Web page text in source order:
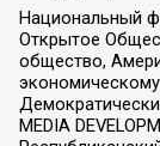
Национальный
Открытое
общество,
MEDIA